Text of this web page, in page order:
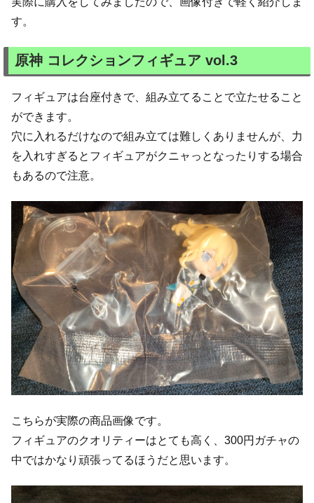
す。
原神 コレクションフィギュア vol.3
フィギュアは台座付きで、組み立てることで立たせること
ができます。
穴に入れるだけなので組み立ては難しくありませんが、力
を入れすぎるとフィギュアがクニャっとなったりする場合
もあるので注意。
こちらが実際の商品画像です。
フィギュアのクオリティーはとても高く、300円ガチャの
中ではかなり頑張ってるほうだと思います。